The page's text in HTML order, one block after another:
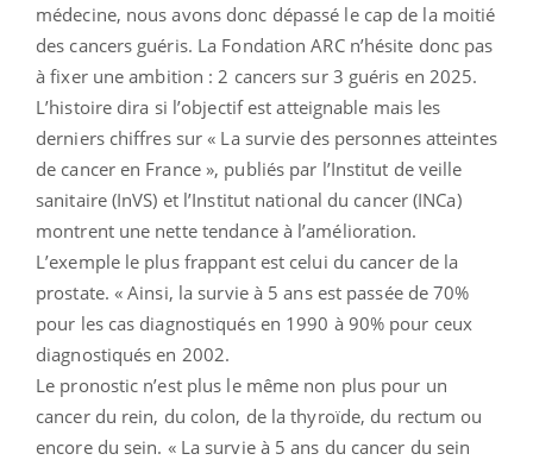
médecine, nous avons donc dépassé le cap de la moitié
des cancers guéris. La Fondation ARC n’hésite donc pas
à fixer une ambition : 2 cancers sur 3 guéris en 2025.
L’histoire dira si l’objectif est atteignable mais les
derniers chiffres sur « La survie des personnes atteintes
de cancer en France », publiés par l’Institut de veille
sanitaire (InVS) et l’Institut national du cancer (INCa)
montrent une nette tendance à l’amélioration.
L’exemple le plus frappant est celui du cancer de la
prostate. « Ainsi, la survie à 5 ans est passée de 70%
pour les cas diagnostiqués en 1990 à 90% pour ceux
diagnostiqués en 2002.
Le pronostic n’est plus le même non plus pour un
cancer du rein, du colon, de la thyroïde, du rectum ou
encore du sein. « La survie à 5 ans du cancer du sein